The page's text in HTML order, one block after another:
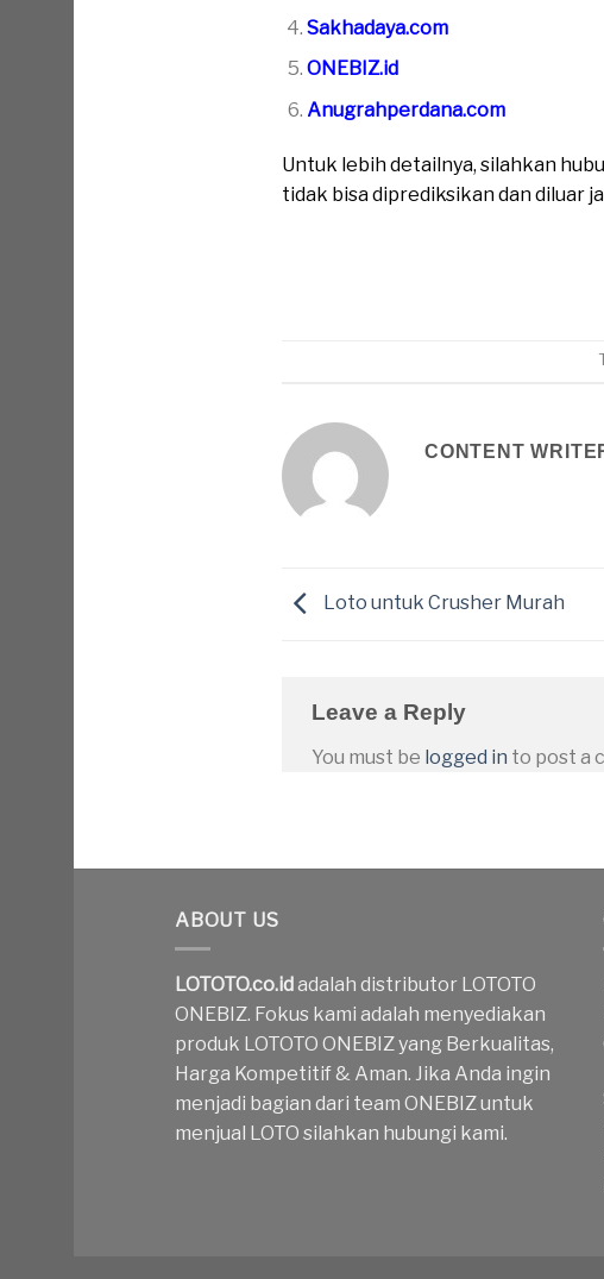
Sakhadaya.com
ONEBIZ.id
Anugrahperdana.com
Untuk lebih detailnya, silahkan
tidak bisa diprediksikan dan diluar
CONTENT
Loto untuk Crusher Murah
Leave a Reply
You must be logged in to post a
ABOUT US
LOTOTO.co.id adalah distributor LOTOTO
ONEBIZ. Fokus kami adalah menyediakan
produk LOTOTO ONEBIZ yang Berkualitas,
Harga Kompetitif & Aman. Jika Anda ingin
menjadi bagian dari team ONEBIZ untuk
menjual LOTO silahkan hubungi kami.